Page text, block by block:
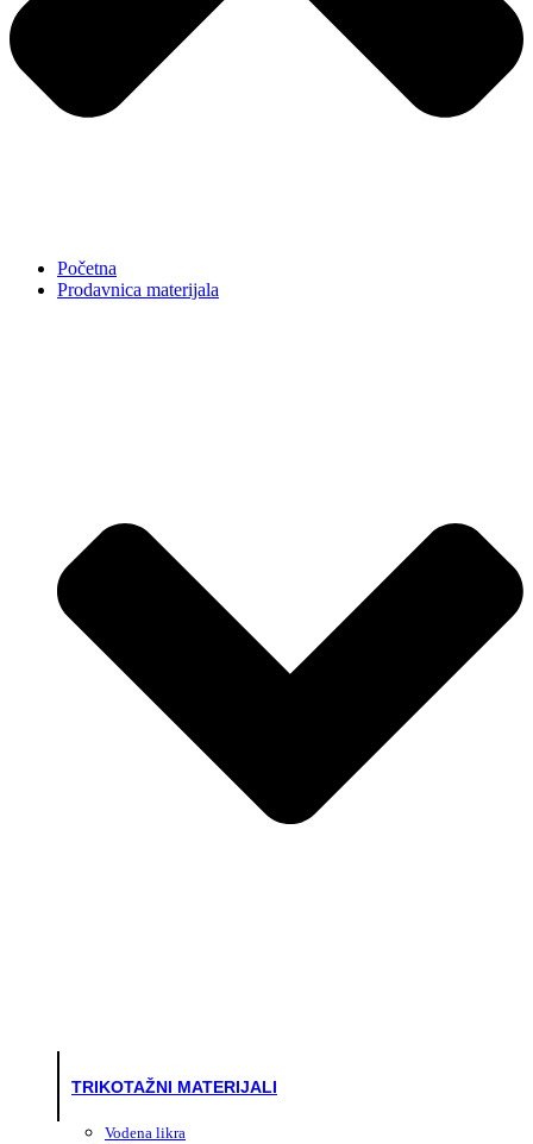
Početna
Prodavnica materijala
TRIKOTAŽNI MATERIJALI
Vodena likra